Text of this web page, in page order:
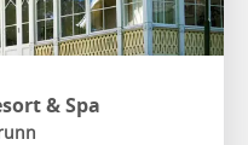
& Spa